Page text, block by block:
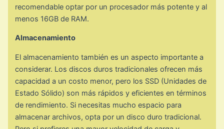
recomendable optar por un procesador más potente y al
menos 16GB de RAM.
Almacenamiento
El almacenamiento también es un aspecto importante a
considerar. Los discos duros tradicionales ofrecen más
capacidad a un costo menor, pero los SSD (Unidades de
Estado Sólido) son más rápidos y eficientes en términos
de rendimiento. Si necesitas mucho espacio para
almacenar archivos, opta por un disco duro tradicional.